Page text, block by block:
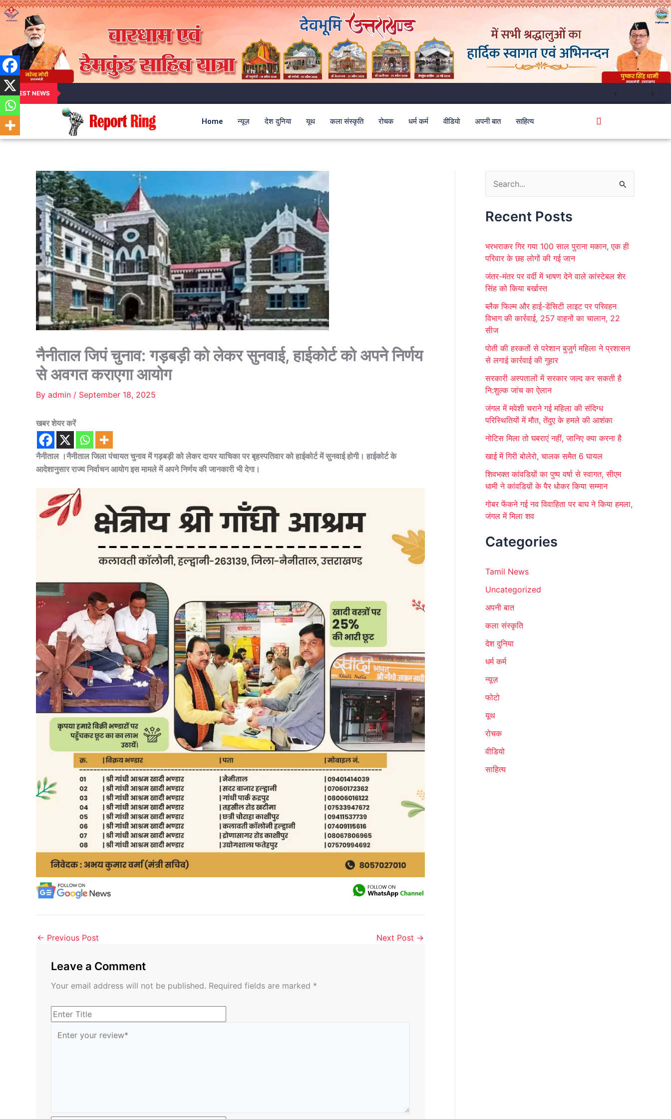
LATEST NEWS
Home न्यूज़ देश दुनिया यूथ कला संस्कृति रोचक धर्म कर्म वीडियो अपनी बात साहित्य
नैनीताल जिपं चुनाव: गड़बड़ी को लेकर सुनवाई, हाईकोर्ट को अपने निर्णय
से अवगत कराएगा आयोग
By admin / September 18, 2025
खबर शेयर करें
नैनीताल ।नैनीताल जिला पंचायत चुनाव में गड़बड़ी को लेकर दायर याचिका पर बृहस्पतिवार को हाईकोर्ट में सुनवाई होगी। हाईकोर्ट के
आदेशानुसार राज्य निर्वाचन आयोग इस मामले में अपने निर्णय की जानकारी भी देगा।
← Previous Post Next Post →
Leave a Comment
Your email address will not be published. Required fields are marked *
a
c
f
r
:
Recent Posts
भरभराकर गिर गया 100 साल पुराना मकान, एक ही
परिवार के छह लोगों की गई जान
जंतर-मंतर पर वर्दी में भाषण देने वाले कांस्टेबल शेर
सिंह को किया बर्खास्त
ब्लैक फिल्म और हाई-डेंसिटी लाइट पर परिवहन
विभाग की कार्रवाई, 257 वाहनों का चालान, 22
सीज
पोती की हरकतों से परेशान बुजुर्ग महिला ने प्रशासन
से लगाई कार्रवाई की गुहार
सरकारी अस्पतालों में सरकार जल्द कर सकती है
नि:शुल्क जांच का ऐलान
जंगल में मवेशी चराने गई महिला की संदिग्ध
परिस्थितियों में मौत, तेंदुए के हमले की आशंका
नोटिस मिला तो घबराएं नहीं, जानिए क्या करना है
खाई में गिरी बोलेरो, चालक समेेत 6 घायल
शिवभक्त कांवडिय़ों का पुष्प वर्षा से स्वागत, सीएम
धामी ने कांवडिय़ों के पैर धोकर किया सम्मान
गोबर फेंकने गई नव विवाहिता पर बाघ ने किया हमला,
जंगल में मिला शव
Categories
Tamil News
Uncategorized
अपनी बात
कला संस्कृति
देश दुनिया
धर्म कर्म
न्यूज़
फोटो
यूथ
रोचक
वीडियो
साहित्य